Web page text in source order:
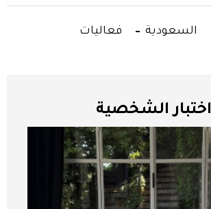
السعودية فعاليات
اختبار الشخصية